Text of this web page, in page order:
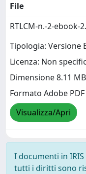
File
RTLCM-n.-2-ebook-
Tipologia: Versione
Licenza: Non
Dimensione 8.11 MB
Formato Adobe PDF
Visualizza/Apri
I documenti in
tutti i diritti sono